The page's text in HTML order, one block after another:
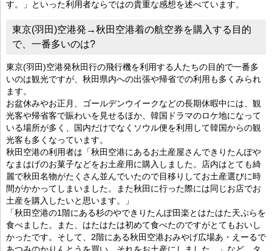
す。」といった利用者ならではの貴重な感想を述べています。
東京(羽田)空港発→秋田空港着の航空券を購入する目的
で、一番多いのは?
東京(羽田)空港発秋田行の飛行機を利用する人たちの目的で一番多
いのは観光ですが、秋田県内への出張や帰省での利用も多くみられ
ます。
お盆休みやお正月、ゴールデンウイークなどの長期休暇中には、観
光客や帰省客で賑わいを見せるほか、韓国ドラマのロケ地になって
いる場所が多く、国内だけでなくソウル便を利用して韓国からの観
光客も多くなっています。
秋田空港の利用者は「秋田空港にあるお土産屋さんできりたんぽや
なまはげのお菓子などをお土産用に購入しました。店内はとても綺
麗で秋田名物がたくさん並んでいたので目移りしてお土産選びに時
間がかかってしまいました。また秋田に行った際には同じお店でお
土産を購入したいと思います。」
「秋田空港の1階にある杉のやできりたんぽ田楽とはたはた天ぷらを
食べました。また、はたはたは初めて食べたのですがとてもおいし
かったです。そして、2階にある秋田空港おみやげ広場あ・えーるで
あつみのかりんとうを買い、それをお土産にしました。」など、タ